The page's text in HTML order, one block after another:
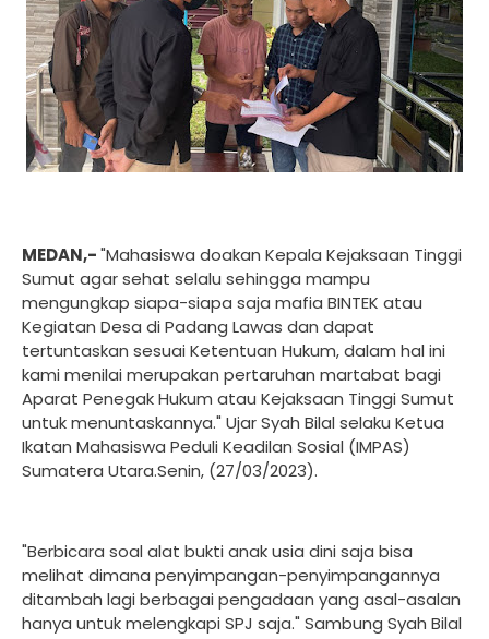
MEDAN,-"Mahasiswa doakan Kepala Kejaksaan Tinggi
Sumut agar sehat selalu sehingga mampu
mengungkap siapa-siapa saja mafia BINTEK atau
Kegiatan Desa di Padang Lawas dan dapat
tertuntaskan sesuai Ketentuan Hukum, dalam hal ini
kami menilai merupakan pertaruhan martabat bagi
Aparat Penegak Hukum atau Kejaksaan Tinggi Sumut
untuk menuntaskannya." Ujar Syah Bilal selaku Ketua
Ikatan Mahasiswa Peduli Keadilan Sosial (IMPAS)
Sumatera Utara.Senin, (27/03/2023).
"Berbicara soal alat bukti anak usia dini saja bisa
melihat dimana penyimpangan-penyimpangannya
ditambah lagi berbagai pengadaan yang asal-asalan
hanya untuk melengkapi SPJ saja." Sambung Syah Bilal